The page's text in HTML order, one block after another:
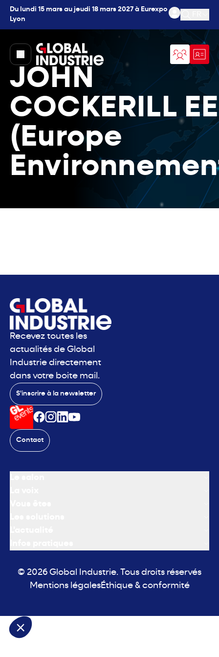
Du lundi 15 mars au jeudi 18 mars 2027 à Eurexpo
Lyon
Ouvrir
page.home
JOHN
COCKERILL EE
(Europe
Recevez toutes les
actualités de Global
Industrie directement
dans votre boite mail.
S'inscrire à la newsletter
Contact
© 2026 Global Industrie. Tous droits réservés
Mentions légalesÉthique & conformité